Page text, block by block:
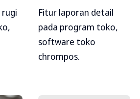
Fitur laporan detail
pada program toko,
software toko
chrompos.